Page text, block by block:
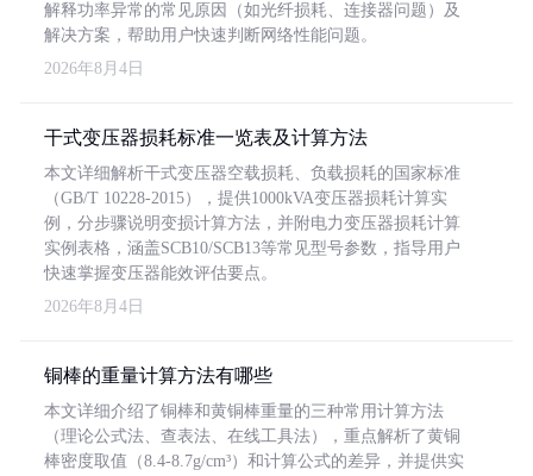
解释功率异常的常见原因（如光纤损耗、连接器问题）及
解决方案，帮助用户快速判断网络性能问题。
2026年8月4日
干式变压器损耗标准一览表及计算方法
本文详细解析干式变压器空载损耗、负载损耗的国家标准
（GB/T 10228-2015），提供1000kVA变压器损耗计算实
例，分步骤说明变损计算方法，并附电力变压器损耗计算
实例表格，涵盖SCB10/SCB13等常见型号参数，指导用户
快速掌握变压器能效评估要点。
2026年8月4日
铜棒的重量计算方法有哪些
本文详细介绍了铜棒和黄铜棒重量的三种常用计算方法
（理论公式法、查表法、在线工具法），重点解析了黄铜
棒密度取值（8.4-8.7g/cm³）和计算公式的差异，并提供实